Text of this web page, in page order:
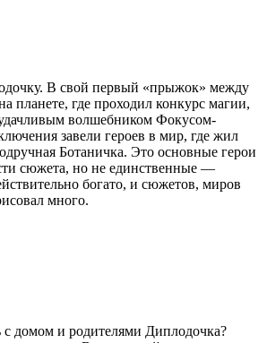
В свой первый «прыжок» между
планете, где проходил конкурс магии,
волшебником Фокусом-
завели героев в мир, где жил
Ботаничка. Это основные герои
сюжета, но не единственные —
богато, и сюжетов, миров
много.
с домом и родителями Диплодочка?